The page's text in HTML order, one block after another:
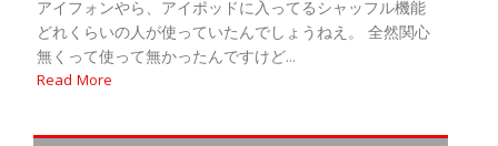
アイフォンやら、アイポッドに入ってるシャッフル機能
どれくらいの人が使っていたんでしょうねえ。 全然関心
無くって使って無かったんですけど...
Read More